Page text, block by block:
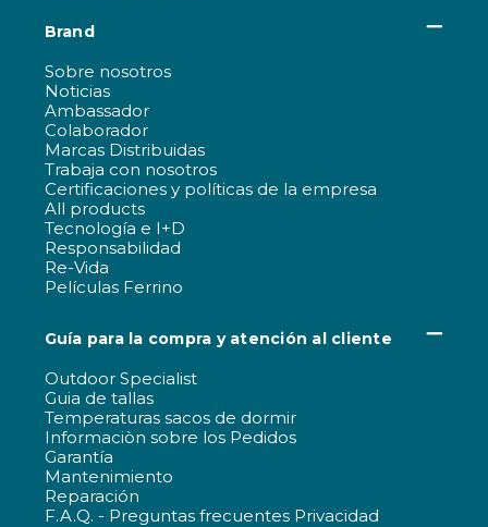
Brand
Sobre nosotros
Noticias
Ambassador
Colaborador
Marcas Distribuidas
Trabaja con nosotros
Certificaciones y políticas de la empresa
All products
Tecnología e I+D
Responsabilidad
Re-Vida
Películas Ferrino
Guía para la compra y atención al cliente
Outdoor Specialist
Guia de tallas
Temperaturas sacos de dormir
Informaciòn sobre los Pedidos
Garantía
Mantenimiento
Reparación
F.A.Q. - Preguntas frecuentes Privacidad